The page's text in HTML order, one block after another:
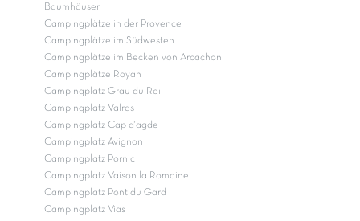
Baumhäuser
Campingplätze in der Provence
Campingplätze im Südwesten
Campingplätze im Becken von Arcachon
Campingplätze Royan
Campingplatz Grau du Roi
Campingplatz Valras
Campingplatz Cap d'agde
Campingplatz Avignon
Campingplatz Pornic
Campingplatz Vaison la Romaine
Campingplatz Pont du Gard
Campingplatz Vias